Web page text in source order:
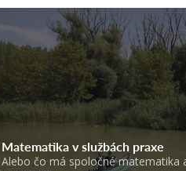
Matematika v službách praxe
Alebo čo má spoločné matematika